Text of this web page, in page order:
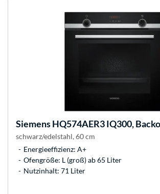
SiemensHQ574AER3 IQ300,
schwarz/edelstahl, 60 cm
Energieeffizienz: A+
Ofengröße: L (groß) ab 65 Liter
Nutzinhalt: 71 Liter